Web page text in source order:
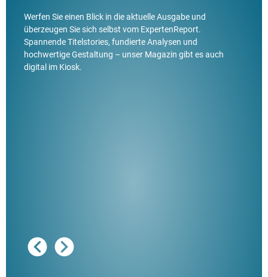
Werfen Sie einen Blick in die aktuelle Ausgabe und
überzeugen Sie sich selbst vom ExpertenReport.
Spannende Titelstories, fundierte Analysen und
hochwertige Gestaltung – unser Magazin gibt es auch
digital im Kiosk.